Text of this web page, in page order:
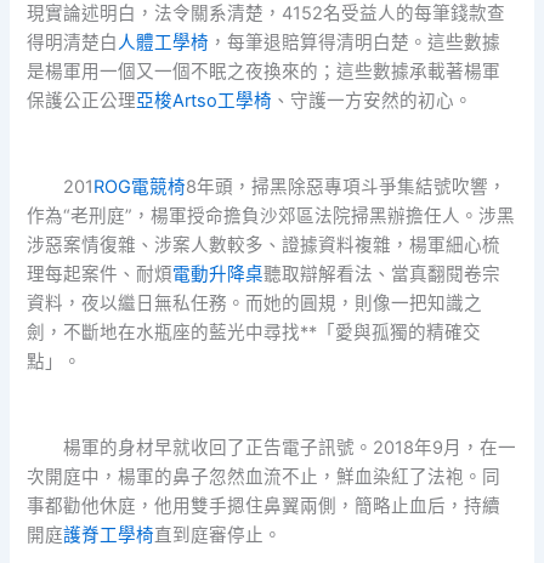
現實論述明白，法令關系清楚，4152名受益人的每筆錢款查
得明清楚白人體工學椅 ，每筆退賠算得清明白楚。這些數據
是楊軍用一個又一個不眠之夜換來的；這些數據承載著楊軍
保護公正公理亞梭Artso工學椅 、守護一方安然的初心。
201ROG電競椅8年頭，掃黑除惡專項斗爭集結號吹響，
作為“老刑庭”，楊軍授命擔負沙郊區法院掃黑辦擔任人。涉黑
涉惡案情復雜、涉案人數較多、證據資料複雜，楊軍細心梳
理每起案件、耐煩電動升降桌聽取辯解看法、當真翻閱卷宗
資料，夜以繼日無私任務。而她的圓規，則像一把知識之
劍，不斷地在水瓶座的藍光中尋找**「愛與孤獨的精確交
點」。
楊軍的身材早就收回了正告電子訊號。2018年9月，在一
次開庭中，楊軍的鼻子忽然血流不止，鮮血染紅了法袍。同
事都勸他休庭，他用雙手摁住鼻翼兩側，簡略止血后，持續
開庭護脊工學椅直到庭審停止。